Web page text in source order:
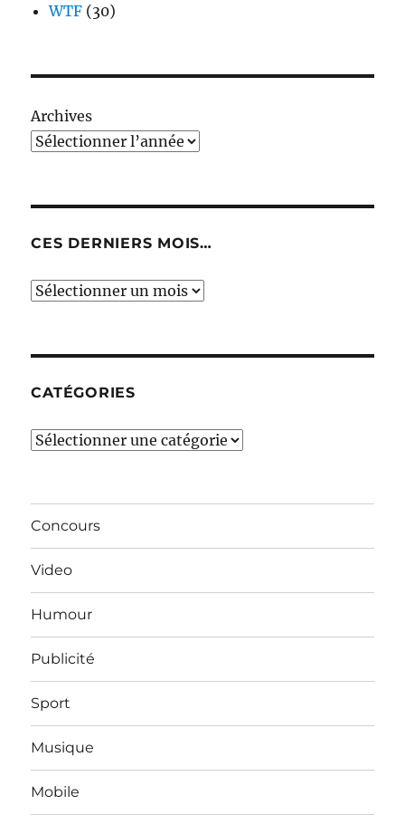
WTF (30)
Archives
CES DERNIERS MOIS…
Ces
CATÉGORIES
Catégories
Concours
Video
Humour
Publicité
Sport
Musique
Mobile